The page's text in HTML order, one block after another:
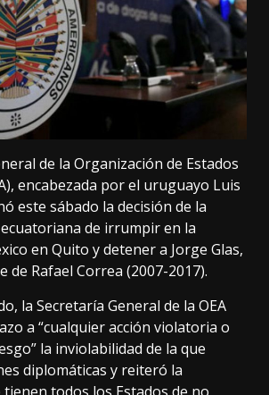
de la Organización de Estados
encabezada por el uruguayo Luis
este sábado la decisión de la
de irrumpir en la
en Quito y detener a Jorge Glas,
de Rafael Correa (2007-2017).
la Secretaría General de la OEA
a “cualquier acción violatoria o
la inviolabilidad de la que
diplomáticas y reiteró la